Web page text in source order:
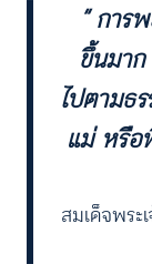
“ กา
ขึ้นมา
ไปตามธ
แม่ หรือ
สมเด็จพระ